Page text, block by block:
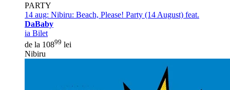
PARTY
14 aug: Nibiru: Beach, Please! Party (14 August) feat.
DaBaby
ia Bilet
de la 10899 lei
Nibiru